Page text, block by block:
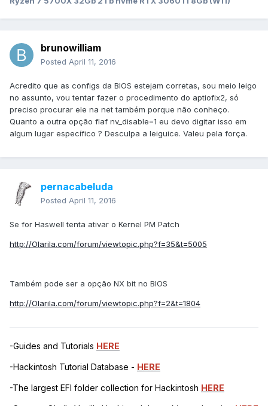
brunowilliam
Posted April 11, 2016
Acredito que as configs da BIOS estejam corretas, sou meio leigo
no assunto, vou tentar fazer o procedimento do aptiofix2, só
preciso procurar ele na net também porque não conheço.
Quanto a outra opção flaf nv_disable=1 eu devo digitar isso em
algum lugar específico ? Desculpa a leiguice. Valeu pela força.
pernacabeluda
Posted April 11, 2016
Se for Haswell tenta ativar o Kernel PM Patch
http://Olarila.com/forum/viewtopic.php?f=35&t=5005
Também pode ser a opção NX bit no BIOS
http://Olarila.com/forum/viewtopic.php?f=2&t=1804
-Guides and Tutorials HERE
-Hackintosh Tutorial Database - HERE
-The largest EFI folder collection for Hackintosh HERE